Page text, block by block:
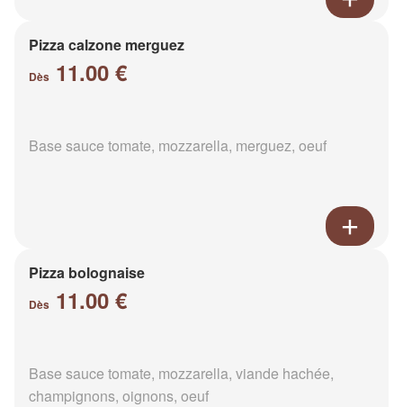
Pizza calzone merguez
Dès 11.00 €
Base sauce tomate, mozzarella, merguez, oeuf
Pizza bolognaise
Dès 11.00 €
Base sauce tomate, mozzarella, viande hachée,
champignons, oignons, oeuf